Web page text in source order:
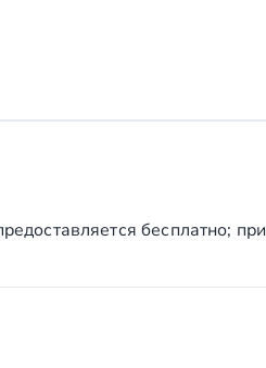
бесплатно; при